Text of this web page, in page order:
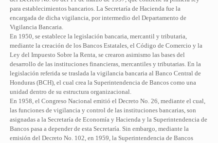
para establecimientos bancarios. La Secretaría de Hacienda fue la
encargada de dicha vigilancia, por intermedio del Departamento de
Vigilancia Bancaria.
En 1950, se establece la legislación bancaria, mercantil y tributaria,
mediante la creación de los Bancos Estatales, el Código de Comercio y la
Ley del Impuesto Sobre la Renta, se crearon asimismo las bases del
desarrollo de las instituciones financieras, mercantiles y tributarias. En la
legislación referida se traslada la vigilancia bancaria al Banco Central de
Honduras (BCH), el cual crea la Superintendencia de Bancos como una
unidad dentro de su estructura organizacional.
En 1958, el Congreso Nacional emitió el Decreto No. 26, mediante el cual,
las funciones de vigilancia y control de las instituciones bancarias, son
asignadas a la Secretaría de Economía y Hacienda y la Superintendencia de
Bancos pasa a depender de esta Secretaría. Sin embargo, mediante la
emisión del Decreto No. 102, en 1959, la Superintendencia de Bancos